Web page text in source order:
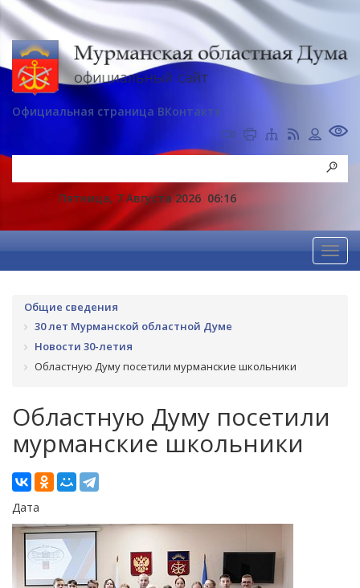
Официальная страница ВКонтакте
Пятница, 7 Августа 2026 06:16
Общие сведения
30 лет Мурманской областной Думе
Новости 30-летия
Областную Думу посетили мурманские школьники
Областную Думу посетили
мурманские школьники
Дата